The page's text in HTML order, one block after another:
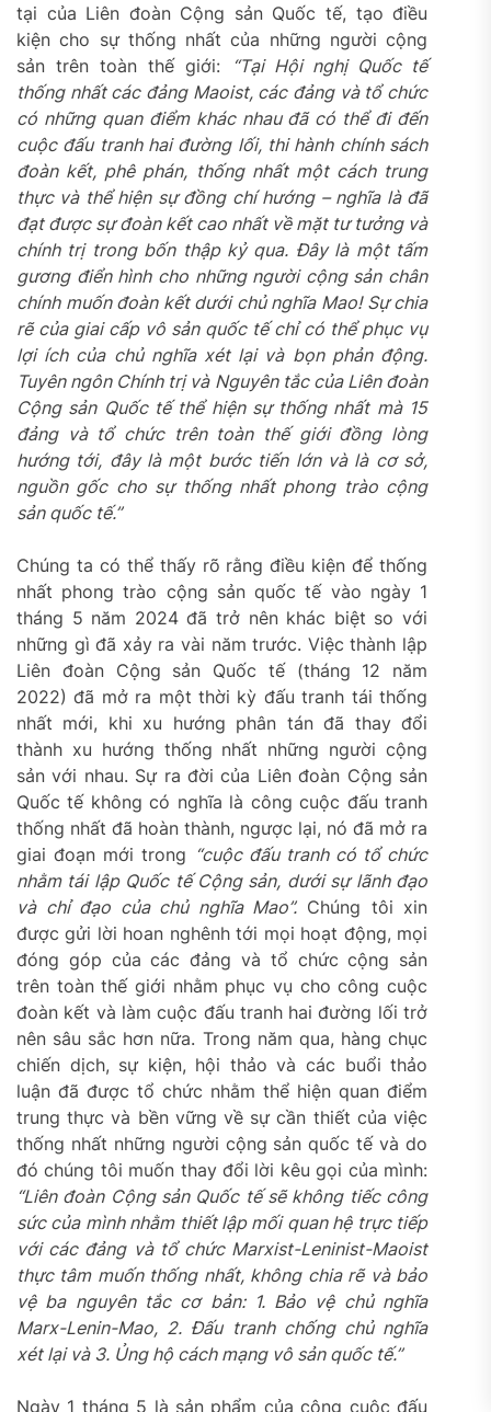
tại của Liên đoàn Cộng sản Quốc tế, tạo điều
kiện cho sự thống nhất của những người cộng
sản trên toàn thế giới:
“Tại Hội nghị Quốc tế
thống nhất các đảng Maoist, các đảng và tổ chức
có những quan điểm khác nhau đã có thể đi đến
cuộc đấu tranh hai đường lối, thi hành chính sách
đoàn kết, phê phán, thống nhất một cách trung
thực và thể hiện sự đồng chí hướng – nghĩa là đã
đạt được sự đoàn kết cao nhất về mặt tư tưởng và
chính trị trong bốn thập kỷ qua. Đây là một tấm
gương điển hình cho những người cộng sản chân
chính muốn đoàn kết dưới chủ nghĩa Mao! Sự chia
rẽ của giai cấp vô sản quốc tế chỉ có thể phục vụ
lợi ích của chủ nghĩa xét lại và bọn phản động.
Tuyên ngôn Chính trị và Nguyên tắc của Liên đoàn
Cộng sản Quốc tế thể hiện sự thống nhất mà 15
đảng và tổ chức trên toàn thế giới đồng lòng
hướng tới, đây là một bước tiến lớn và là cơ sở,
nguồn gốc cho sự thống nhất phong trào cộng
sản quốc tế.”
Chúng ta có thể thấy rõ rằng điều kiện để thống
nhất phong trào cộng sản quốc tế vào ngày 1
tháng 5 năm 2024 đã trở nên khác biệt so với
những gì đã xảy ra vài năm trước. Việc thành lập
Liên đoàn Cộng sản Quốc tế (tháng 12 năm
2022) đã mở ra một thời kỳ đấu tranh tái thống
nhất mới, khi xu hướng phân tán đã thay đổi
thành xu hướng thống nhất những người cộng
sản với nhau. Sự ra đời của Liên đoàn Cộng sản
Quốc tế không có nghĩa là công cuộc đấu tranh
thống nhất đã hoàn thành, ngược lại, nó đã mở ra
giai đoạn mới trong “cuộc đấu tranh có tổ chức
nhằm tái lập Quốc tế Cộng sản, dưới sự lãnh đạo
và chỉ đạo của chủ nghĩa Mao”. Chúng tôi xin
được gửi lời hoan nghênh tới mọi hoạt động, mọi
đóng góp của các đảng và tổ chức cộng sản
trên toàn thế giới nhằm phục vụ cho công cuộc
đoàn kết và làm cuộc đấu tranh hai đường lối trở
nên sâu sắc hơn nữa. Trong năm qua, hàng chục
chiến dịch, sự kiện, hội thảo và các buổi thảo
luận đã được tổ chức nhằm thể hiện quan điểm
trung thực và bền vững về sự cần thiết của việc
thống nhất những người cộng sản quốc tế và do
đó chúng tôi muốn thay đổi lời kêu gọi của mình:
“Liên đoàn Cộng sản Quốc tế sẽ không tiếc công
sức của mình nhằm thiết lập mối quan hệ trực tiếp
với các đảng và tổ chức Marxist-Leninist-Maoist
thực tâm muốn thống nhất, không chia rẽ và bảo
vệ ba nguyên tắc cơ bản: 1. Bảo vệ chủ nghĩa
Marx-Lenin-Mao, 2. Đấu tranh chống chủ nghĩa
xét lại và 3. Ủng hộ cách mạng vô sản quốc tế.”
Ngày 1 tháng 5 là sản phẩm của công cuộc đấu